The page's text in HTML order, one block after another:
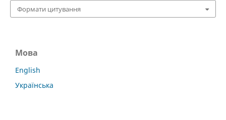
Формати цитування
Мова
English
Українська